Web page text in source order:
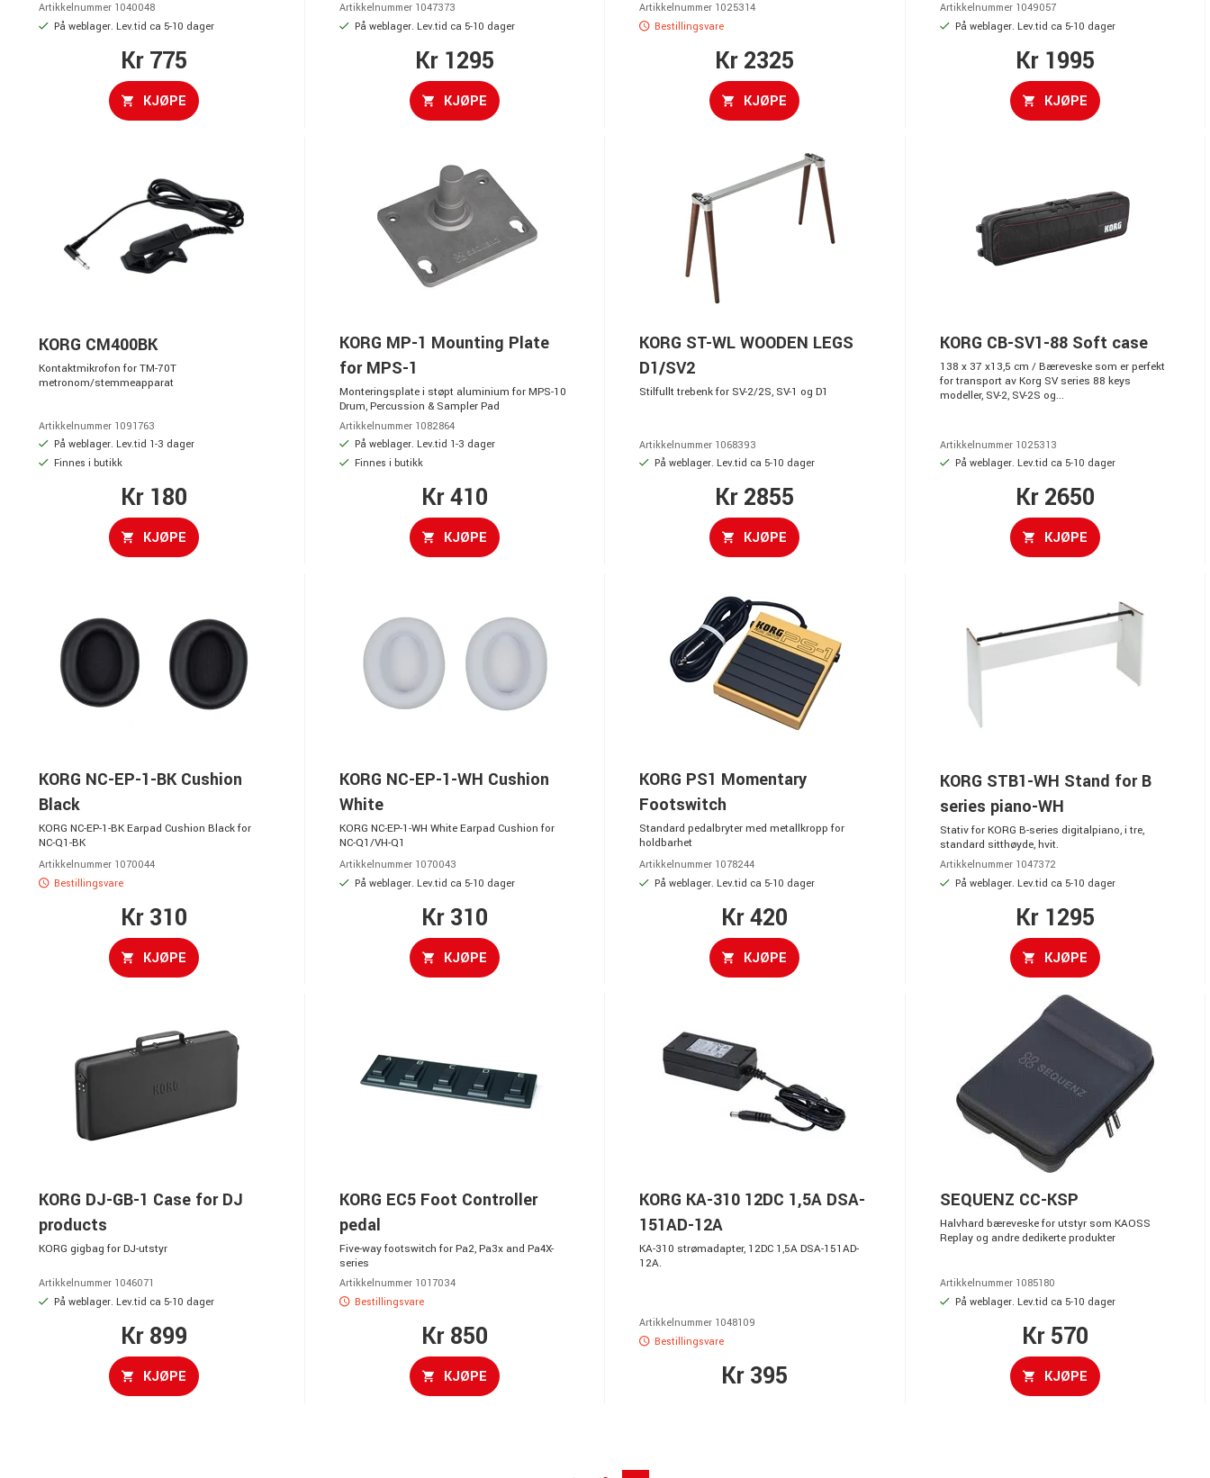
Artikkelnummer 1040048
På weblager. Lev.tid ca 5-10 dager
Kr 775
KJØPE
Artikkelnummer 1047373
På weblager. Lev.tid ca 5-10 dager
Kr 1295
KJØPE
Artikkelnummer 1025314
Bestillingsvare
Kr 2325
KJØPE
Artikkelnummer 1049057
På weblager. Lev.tid ca 5-10 dager
Kr 1995
KJØPE
KORG CM400BK
Kontaktmikrofon for TM-70T
metronom/stemmeapparat
Artikkelnummer 1091763
På weblager. Lev.tid 1-3 dager
Finnes i butikk
Kr 180
KJØPE
KORG MP-1 Mounting Plate
for MPS-1
Monteringsplate i støpt aluminium for MPS-10
Drum, Percussion & Sampler Pad
Artikkelnummer 1082864
På weblager. Lev.tid 1-3 dager
Finnes i butikk
Kr 410
KJØPE
KORG ST-WL WOODEN LEGS
D1/SV2
Stilfullt trebenk for SV-2/2S, SV-1 og D1
Artikkelnummer 1068393
På weblager. Lev.tid ca 5-10 dager
Kr 2855
KJØPE
KORG CB-SV1-88 Soft case
138 x 37 x13,5 cm / Bæreveske som er perfekt
for transport av Korg SV series 88 keys
modeller, SV-2, SV-2S og...
Artikkelnummer 1025313
På weblager. Lev.tid ca 5-10 dager
Kr 2650
KJØPE
KORG NC-EP-1-BK Cushion
Black
KORG NC-EP-1-BK Earpad Cushion Black for
NC-Q1-BK
Artikkelnummer 1070044
Bestillingsvare
Kr 310
KJØPE
KORG NC-EP-1-WH Cushion
White
KORG NC-EP-1-WH White Earpad Cushion for
NC-Q1/VH-Q1
Artikkelnummer 1070043
På weblager. Lev.tid ca 5-10 dager
Kr 310
KJØPE
KORG PS1 Momentary
Footswitch
Standard pedalbryter med metallkropp for
holdbarhet
Artikkelnummer 1078244
På weblager. Lev.tid ca 5-10 dager
Kr 420
KJØPE
KORG STB1-WH Stand for B
series piano-WH
Stativ for KORG B-series digitalpiano, i tre,
standard sitthøyde, hvit.
Artikkelnummer 1047372
På weblager. Lev.tid ca 5-10 dager
Kr 1295
KJØPE
KORG DJ-GB-1 Case for DJ
products
KORG gigbag for DJ-utstyr
Artikkelnummer 1046071
På weblager. Lev.tid ca 5-10 dager
Kr 899
KJØPE
KORG EC5 Foot Controller
pedal
Five-way footswitch for Pa2, Pa3x and Pa4X-
series
Artikkelnummer 1017034
Bestillingsvare
Kr 850
KJØPE
KORG KA-310 12DC 1,5A DSA-
151AD-12A
KA-310 strømadapter, 12DC 1,5A DSA-151AD-
12A.
Artikkelnummer 1048109
Bestillingsvare
Kr 395
SEQUENZ CC-KSP
Halvhard bæreveske for utstyr som KAOSS
Replay og andre dedikerte produkter
Artikkelnummer 1085180
På weblager. Lev.tid ca 5-10 dager
Kr 570
KJØPE